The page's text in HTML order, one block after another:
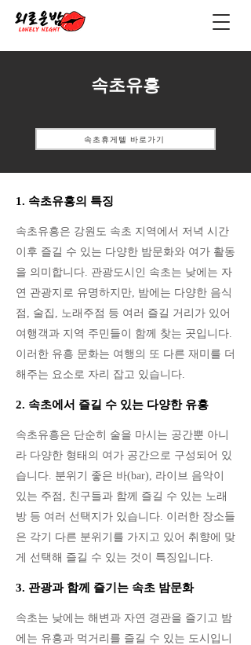
속초유흥
속초휴게텔 바로가기
1. 속초유흥의 특징
속초유흥은 강원도 속초 지역에서 저녁 시간
이후 즐길 수 있는 다양한 밤문화와 여가 활동
을 의미합니다. 관광도시인 속초는 낮에는 자
연 관광지로 유명하지만, 밤에는 다양한 음식
점, 술집, 노래주점 등 여러 즐길 거리가 있어
여행객과 지역 주민들이 함께 찾는 곳입니다.
이러한 유흥 문화는 여행의 또 다른 재미를 더
해주는 요소로 자리 잡고 있습니다.
2. 속초에서 즐길 수 있는 다양한 유흥
속초유흥은 단순히 술을 마시는 공간뿐 아니
라 다양한 형태의 여가 공간으로 구성되어 있
습니다. 분위기 좋은 바(bar), 라이브 음악이
있는 주점, 친구들과 함께 즐길 수 있는 노래
방 등 여러 선택지가 있습니다. 이러한 장소들
은 각기 다른 분위기를 가지고 있어 취향에 맞
게 선택해 즐길 수 있는 것이 특징입니다.
3. 관광과 함께 즐기는 속초 밤문화
속초는 낮에는 해변과 자연 경관을 즐기고 밤
에는 유흥과 먹거리를 즐길 수 있는 도시입니